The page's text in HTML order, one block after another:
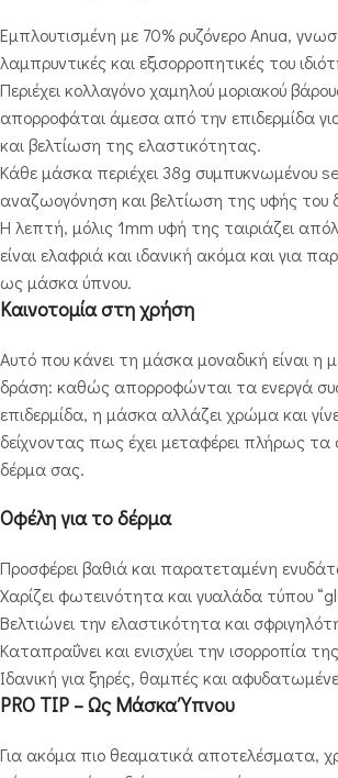
Εμπλουτισμένη με 70% ρυζόνερο Anua,
λαμπρυντικές και εξισορροπητικές του
Περιέχει κολλαγόνο χαμηλού μοριακού
απορροφάται άμεσα από την επιδερμίδα
και βελτίωση της ελαστικότητας.
Κάθε μάσκα περιέχει 38g συμπυκνωμένου
αναζωογόνηση και βελτίωση της υφής του
Η λεπτή, μόλις 1mm υφή της ταιριάζει
είναι ελαφριά και ιδανική ακόμα και για
ως μάσκα ύπνου.
Καινοτομία στη χρήση
Αυτό που κάνει τη μάσκα μοναδική είναι η
δράση: καθώς απορροφώνται τα ενεργά
επιδερμίδα, η μάσκα αλλάζει χρώμα και
δείχνοντας πως έχει μεταφέρει πλήρως
δέρμα σας.
Οφέλη για το δέρμα
Προσφέρει βαθιά και παρατεταμένη
Χαρίζει φωτεινότητα και γυαλάδα τύπου
Βελτιώνει την ελαστικότητα και
Καταπραΰνει και ενισχύει την ισορροπία
Ιδανική για ξηρές, θαμπές και
PRO TIP – Ως Μάσκα Ύπνου
Για ακόμα πιο θεαματικά αποτελέσματα,